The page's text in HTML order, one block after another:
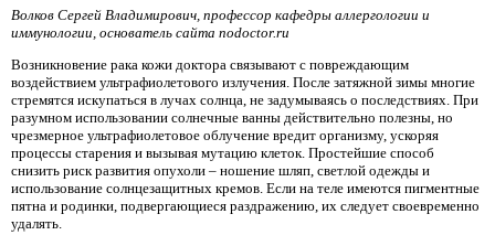
Волков Сергей Владимирович, профессор кафедры аллергологии и
иммунологии, основатель сайта nodoctor.ru
Возникновение рака кожи доктора связывают с повреждающим
воздействием ультрафиолетового излучения. После затяжной зимы многие
стремятся искупаться в лучах солнца, не задумываясь о последствиях. При
разумном использовании солнечные ванны действительно полезны, но
чрезмерное ультрафиолетовое облучение вредит организму, ускоряя
процессы старения и вызывая мутацию клеток. Простейшие способ
снизить риск развития опухоли – ношение шляп, светлой одежды и
использование солнцезащитных кремов. Если на теле имеются пигментные
пятна и родинки, подвергающиеся раздражению, их следует своевременно
удалять.